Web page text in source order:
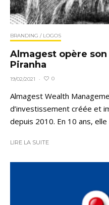
BRANDING / LOGOS
Almagest opère
Piranha
19/02/2021 · 0
Almagest Wealth
d’investissement créée et
depuis 2010. En 10 ans, elle
LIRE LA SUITE